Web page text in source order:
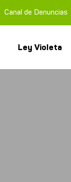
Canal de Denuncias
Ley Violeta